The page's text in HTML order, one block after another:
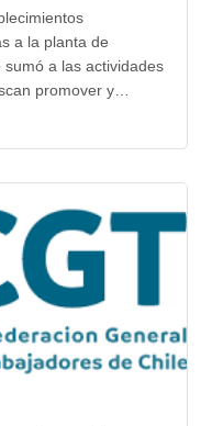
a la planta de
a las actividades
promover y…